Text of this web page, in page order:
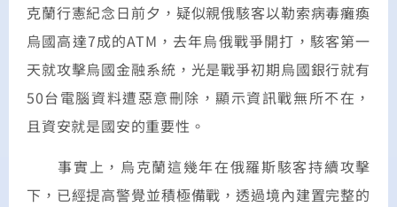
克蘭行憲紀念日前夕，疑似親俄駭客以勒索病毒癱瘓
烏國高達7成的ATM，去年烏俄戰爭開打，駭客第一
天就攻擊烏國金融系統，光是戰爭初期烏國銀行就有
50台電腦資料遭惡意刪除，顯示資訊戰無所不在，
且資安就是國安的重要性。
事實上，烏克蘭這幾年在俄羅斯駭客持續攻擊
下，已經提高警覺並積極備戰，透過境內建置完整的